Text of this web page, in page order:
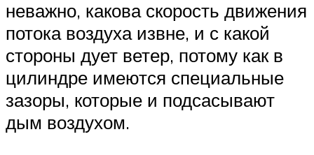
неважно, какова скорость движения
потока воздуха извне, и с какой
стороны дует ветер, потому как в
цилиндре имеются специальные
зазоры, которые и подсасывают
дым воздухом.